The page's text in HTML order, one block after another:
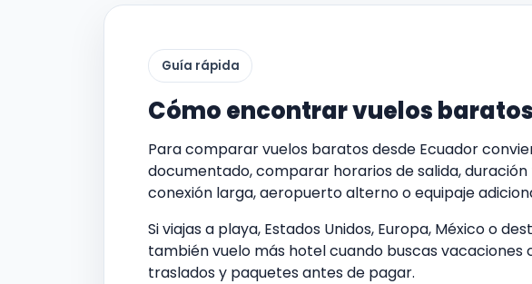
Guía rápida
Cómo encontrar vuelos
Para comparar vuelos baratos desde Ecuador
documentado, comparar horarios de salida,
conexión larga, aeropuerto alterno o equipaje
Si viajas a playa, Estados Unidos, Europa, México o
también vuelo más hotel cuando buscas
traslados y paquetes antes de pagar.